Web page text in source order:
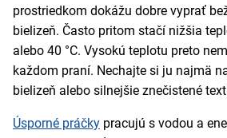
prostriedkom dokážu dobre vyprať
bielizeň. Často pritom stačí nižšia
alebo 40 °C. Vysokú teplotu preto
každom praní. Nechajte si ju najmä
bielizeň alebo silnejšie znečistené
Úsporné práčky pracujú s vodou a